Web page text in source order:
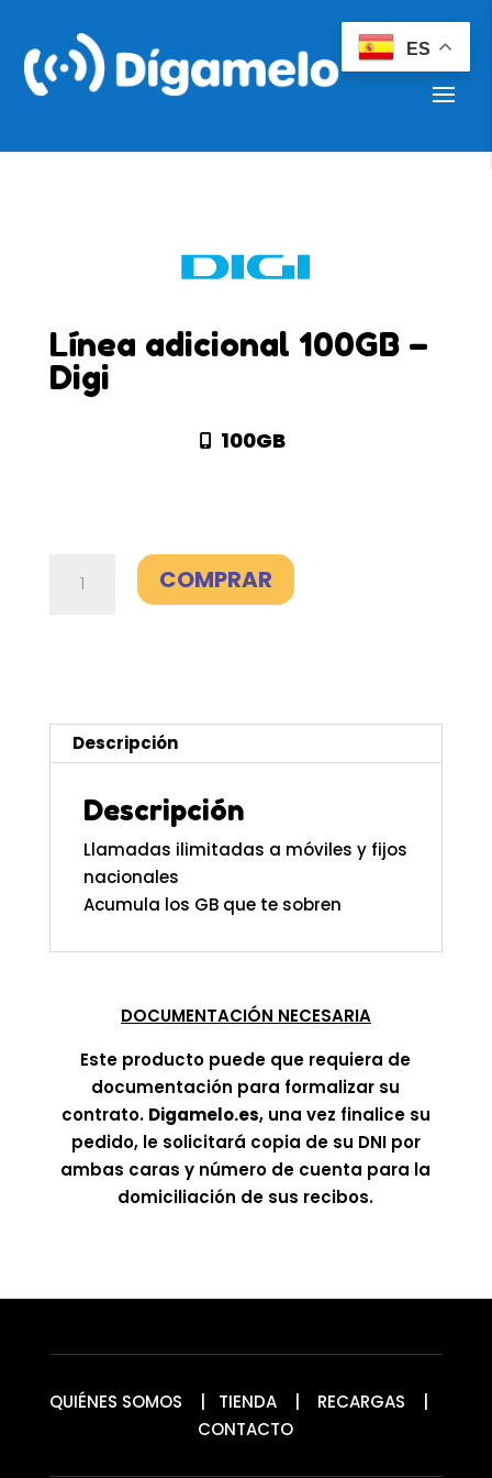
Línea adicional 100GB –
Digi
100GB
adicional
COMPRAR
Descripción
Descripción
Llamadas ilimitadas a móviles y fijos
nacionales
Acumula los GB que te sobren
DOCUMENTACIÓN NECESARIA
Este producto puede que requiera de
documentación para formalizar su
contrato. Digamelo.es, una vez finalice su
pedido, le solicitará copia de su DNI por
ambas caras y número de cuenta para la
domiciliación de sus recibos.
QUIÉNES SOMOS TIENDA RECARGAS
CONTACTO
ES